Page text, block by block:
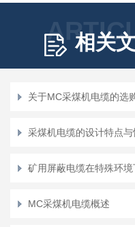
相关
关于MC采煤机电缆的选
采煤机电缆的设计特点
MC采煤机电缆概述